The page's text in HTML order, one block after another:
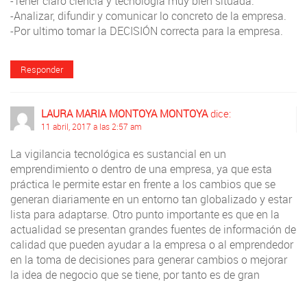
-Analizar, difundir y comunicar lo concreto de la empresa.
-Por ultimo tomar la DECISIÓN correcta para la empresa.
Responder
LAURA MARIA MONTOYA MONTOYA dice:
11 abril, 2017 a las 2:57 am
La vigilancia tecnológica es sustancial en un
emprendimiento o dentro de una empresa, ya que esta
práctica le permite estar en frente a los cambios que se
generan diariamente en un entorno tan globalizado y estar
lista para adaptarse. Otro punto importante es que en la
actualidad se presentan grandes fuentes de información de
calidad que pueden ayudar a la empresa o al emprendedor
en la toma de decisiones para generar cambios o mejorar
la idea de negocio que se tiene, por tanto es de gran